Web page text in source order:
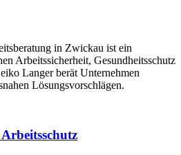
in Zwickau ist ein
Arbeitssicherheit, Gesundheitsschutz
Langer berät Unternehmen
Lösungsvorschlägen.